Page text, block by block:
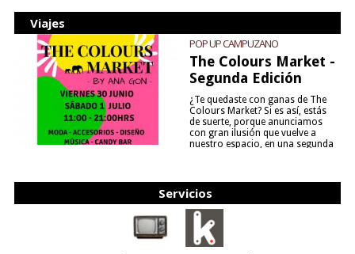
Viajes
POP UP CAMPUZANO
The Colours Market -
Segunda Edición
¿Te quedaste con ganas de The
Colours Market? Si es así, estás
de suerte, porque anunciamos
con gran ilusión que vuelve a
nuestro espacio, en una segunda
Servicios